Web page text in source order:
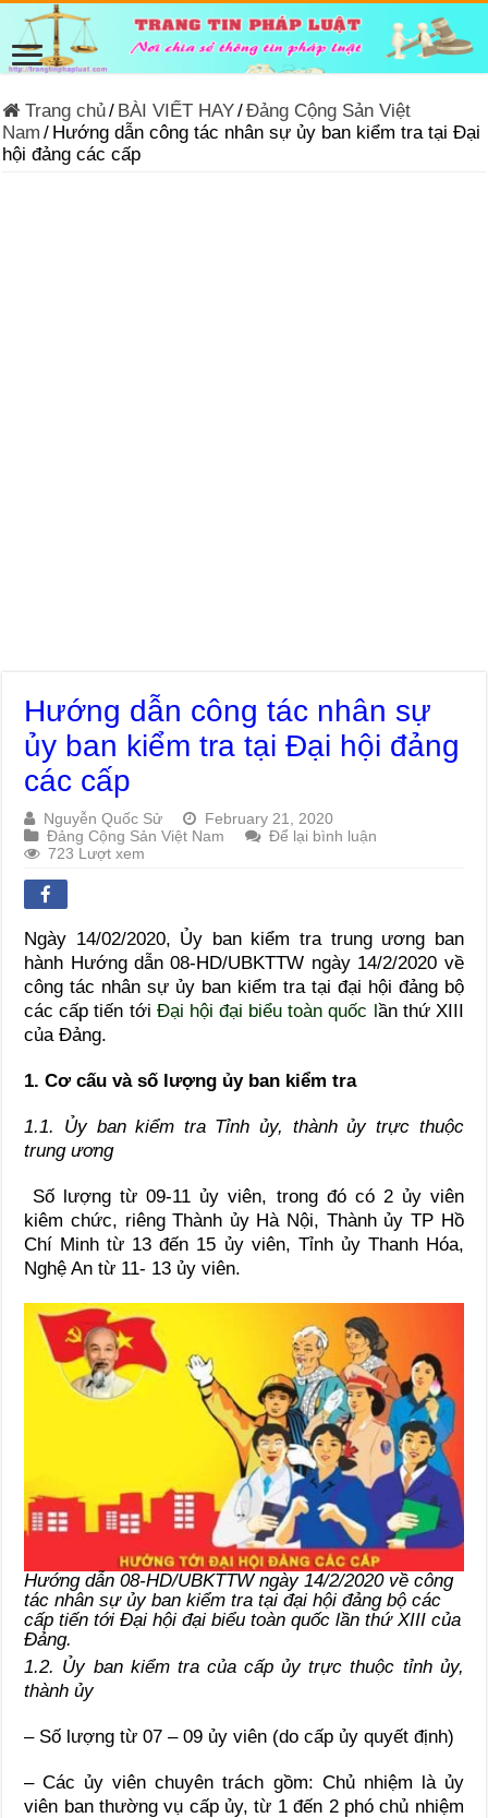
Trang chủ/ BÀI VIẾT HAY/Đảng Cộng Sản Việt
Nam / Hướng dẫn công tác nhân sự ủy ban kiểm tra tại Đại
hội đảng các cấp
Hướng dẫn công tác nhân sự
ủy ban kiểm tra tại Đại hội đảng
các cấp
Nguyễn Quốc Sử
February 21, 2020
Đảng Cộng Sản Việt Nam
Để lại bình luận
723 Lượt xem
Ngày 14/02/2020, Ủy ban kiểm tra trung ương ban
hành Hướng dẫn 08-HD/UBKTTW ngày 14/2/2020 về
công tác nhân sự ủy ban kiểm tra tại đại hội đảng bộ
các cấp tiến tới Đại hội đại biểu toàn quốc lần thứ XIII
của Đảng.
1. Cơ cấu và số lượng ủy ban kiểm tra
1.1. Ủy ban kiểm tra Tỉnh ủy, thành ủy trực thuộc
trung ương
Số lượng từ 09-11 ủy viên, trong đó có 2 ủy viên
kiêm chức, riêng Thành ủy Hà Nội, Thành ủy TP Hồ
Chí Minh từ 13 đến 15 ủy viên, Tỉnh ủy Thanh Hóa,
Nghệ An từ 11- 13 ủy viên.
Hướng dẫn 08-HD/UBKTTW ngày 14/2/2020 về công
tác nhân sự ủy ban kiểm tra tại đại hội đảng bộ các
cấp tiến tới Đại hội đại biểu toàn quốc lần thứ XIII của
Đảng.
1.2. Ủy ban kiểm tra của cấp ủy trực thuộc tỉnh ủy,
thành ủy
– Số lượng từ 07 – 09 ủy viên (do cấp ủy quyết định)
– Các ủy viên chuyên trách gồm: Chủ nhiệm là ủy
viên ban thường vụ cấp ủy, từ 1 đến 2 phó chủ nhiệm